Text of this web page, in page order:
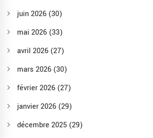
juin 2026 (30)
mai 2026 (33)
avril 2026 (27)
mars 2026 (30)
février 2026 (27)
janvier 2026 (29)
décembre 2025 (29)